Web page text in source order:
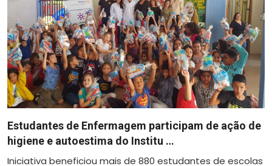
Estudantes de Enfermagem participam de ação de
higiene e autoestima do Institu …
Iniciativa beneficiou mais de 880 estudantes de escolas